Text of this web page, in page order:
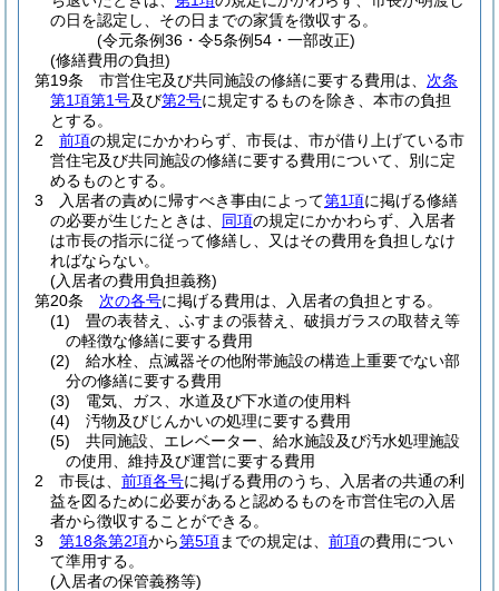
の日を認定し、その日までの家賃を徴収する。
(令元条例36・令5条例54・一部改正)
(修繕費用の負担)
第19条
市営住宅及び共同施設の修繕に要する費用は、 次条
第1項第1号及び第2号に規定するものを除き、本市の負担
とする。
2
前項の規定にかかわらず、市長は、市が借り上げている市
営住宅及び共同施設の修繕に要する費用について、別に定
めるものとする。
3
入居者の責めに帰すべき事由によって第1項に掲げる修繕
の必要が生じたときは、 同項の規定にかかわらず、入居者
は市長の指示に従って修繕し、又はその費用を負担しなけ
ればならない。
(入居者の費用負担義務)
第20条
次の各号に掲げる費用は、入居者の負担とする。
(1)
畳の表替え、ふすまの張替え、破損ガラスの取替え等
の軽徴な修繕に要する費用
(2)
給水栓、点滅器その他附帯施設の構造上重要でない部
分の修繕に要する費用
(3)
電気、ガス、水道及び下水道の使用料
(4)
汚物及びじんかいの処理に要する費用
(5)
共同施設、エレベーター、給水施設及び汚水処理施設
の使用、維持及び運営に要する費用
2
市長は、 前項各号に掲げる費用のうち、入居者の共通の利
益を図るために必要があると認めるものを市営住宅の入居
者から徴収することができる。
3
第18条第2項から第5項までの規定は、 前項の費用につい
て準用する。
(入居者の保管義務等)